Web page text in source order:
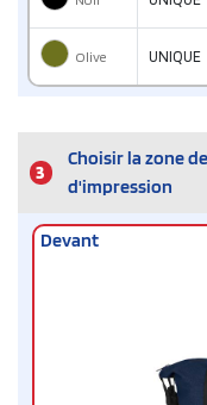
Olive UNIQUE
3
Choisir la zone
d'impression
Devant